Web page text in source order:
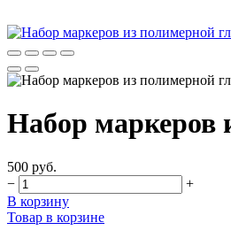
Набор маркеров
500 руб.
−
+
В корзину
Товар в корзине